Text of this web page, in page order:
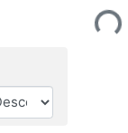
Loading...